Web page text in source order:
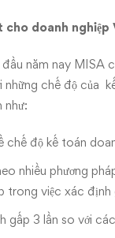
doanh nghiệp
năm nay MISA
chế độ của
như:
chế độ kế toán
nhiều phương
trong việc xác định
gấp 3 lần so với